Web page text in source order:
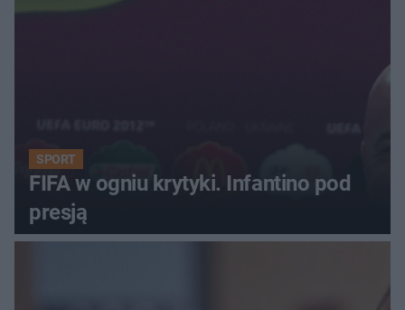
SPORT
FIFA w ogniu krytyki. Infantino pod
presją